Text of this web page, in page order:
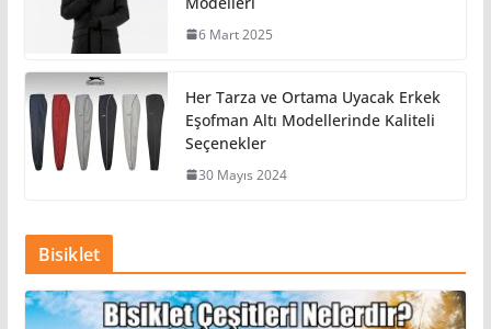
6 Mart 2025
Her Tarza ve Ortama Uyacak Erkek
Eşofman Altı Modellerinde Kaliteli
Seçenekler
30 Mayıs 2024
Bisiklet